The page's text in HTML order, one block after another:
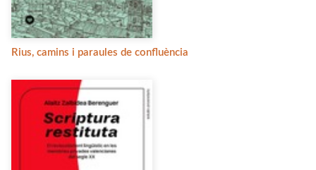
Rius, camins i paraules de confluència